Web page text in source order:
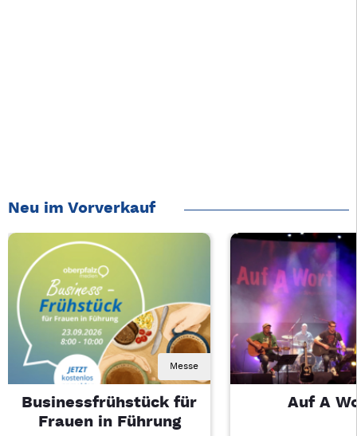
Neu im Vorverkauf
Messe
Businessfrühstück für
Frauen in Führung
Auf A